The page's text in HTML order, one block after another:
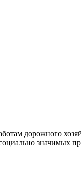
дорожного
значимых